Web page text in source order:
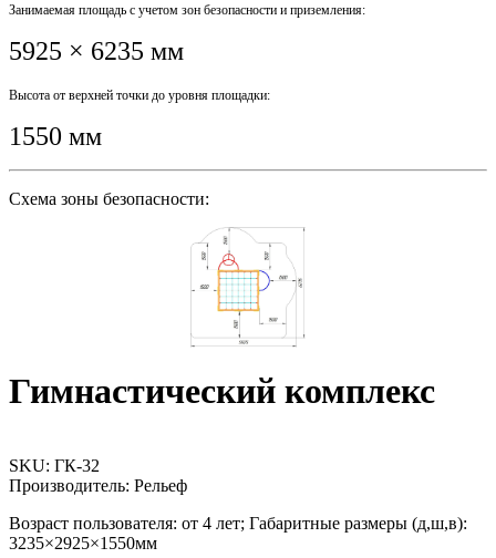
Занимаемая площадь с учетом зон безопасности и приземления:
5925 × 6235 мм
Высота от верхней точки до уровня площадки:
1550 мм
Схема зоны безопасности:
Гимнастический комплекс
SKU: ГК-32
Производитель: Рельеф
Возраст пользователя: от 4 лет; Габаритные размеры (д,ш,в):
3235×2925×1550мм